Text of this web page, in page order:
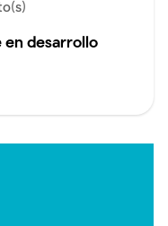
en desarrollo